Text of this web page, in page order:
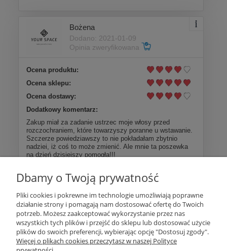
Bożena
Dodano: 2021-01-09
Opinia zweryfikowana
Ocena produktu:
Ocena sklepu:
Ocena dostawy:
Dodatkowy komentarz:
Zakup miał za zadanie ustrzec moje włosy przed
rozczochraniem, które towarzyszy poranne u wstawanie.
Szczerze powiedziawszy to nie pokładałam zbytnio
nadziei, iż coś to może zmienić. Ale mnie ta poszewka
na dzień dzisiejszy pomogła!!!
Więcej opinii
Pomoc
Moje konto
Dbamy o Twoją prywatność
Pliki cookies i pokrewne im technologie umożliwiają poprawne
działanie strony i pomagają nam dostosować ofertę do Twoich
potrzeb. Możesz zaakceptować wykorzystanie przez nas
wszystkich tych plików i przejść do sklepu lub dostosować użycie
plików do swoich preferencji, wybierając opcję "Dostosuj zgody".
Więcej o plikach cookies przeczytasz w naszej Polityce